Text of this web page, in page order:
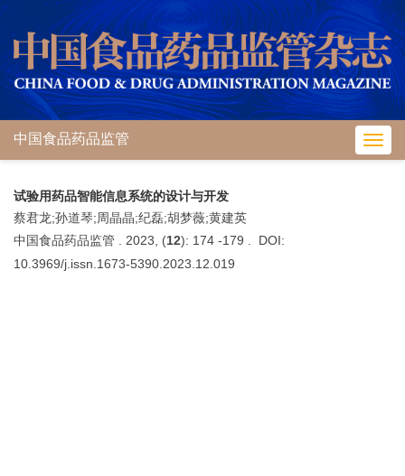
中国食品药品监管
试验用药品智能信息系统的设计与开发
蔡君龙;孙道琴;周晶晶;纪磊;胡梦薇;黄建英
中国食品药品监管 . 2023, (12): 174 -179 . DOI:
10.3969/j.issn.1673-5390.2023.12.019